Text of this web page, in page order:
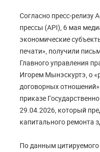
Согласно пресс-релизу
прессы (API), 6 мая
экономические
печати», получили
Главного управления
Игорем Мынэскуртэ, о
договорных
приказе
29.04.2026, который
капитального ремонта
По данным